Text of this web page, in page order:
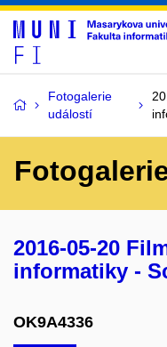
Fotogalerie
událostí
2016-05-20
informatiky -
OK9A4336